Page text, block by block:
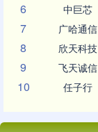
6 中巨芯
7 广哈通信
8 欣天科技
9 飞天诚信
10 任子行